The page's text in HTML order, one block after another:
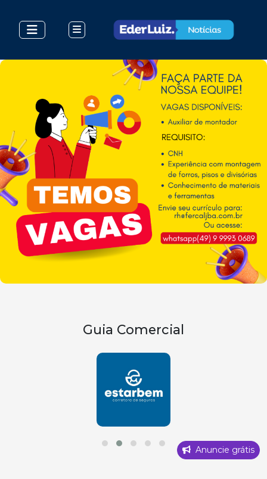
Guia Comercial
Anuncie grátis